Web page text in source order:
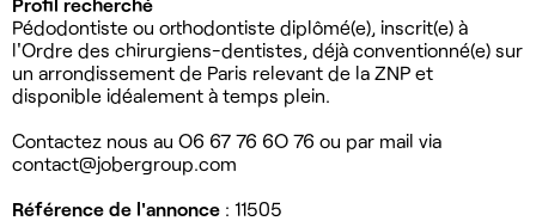
Pédodontiste ou orthodontiste diplômé(e), inscrit(e) à
l'Ordre des chirurgiens-dentistes, déjà conventionné(e) sur
un arrondissement de Paris relevant de la ZNP et
disponible idéalement à temps plein.
Contactez nous au O6 67 76 6O 76 ou par mail via
contact@jobergroup.com
Référence de l'annonce : 11505